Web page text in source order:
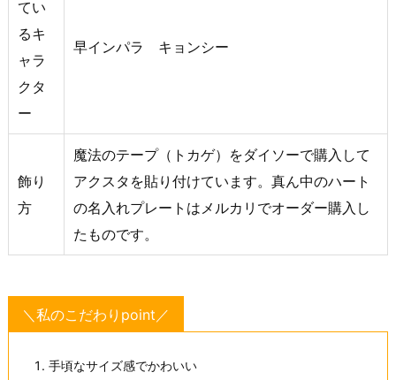
てい
るキ
ャラ
クタ
ー
早インパラ キョンシー
飾り
方
魔法のテープ（トカゲ）をダイソーで購入して
アクスタを貼り付けています。真ん中のハート
の名入れプレートはメルカリでオーダー購入し
たものです。
＼私のこだわりpoint／
手頃なサイズ感でかわいい